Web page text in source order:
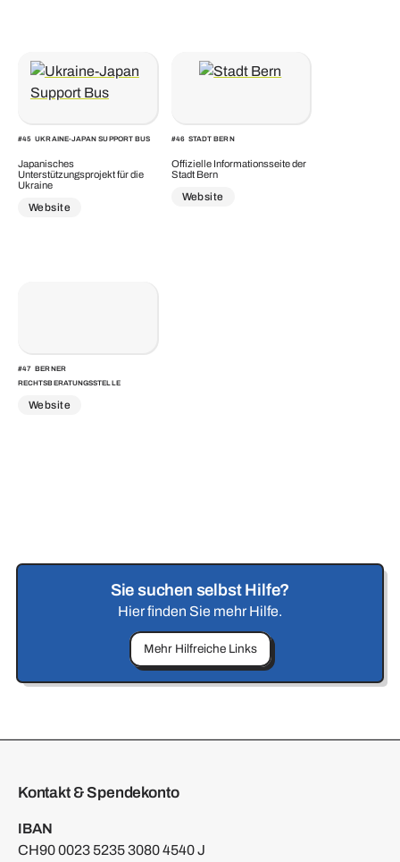
#45 UKRAINE-JAPAN SUPPORT BUS
Japanisches
Unterstützungsprojekt für die
Ukraine
Website
#46 STADT BERN
Offizielle Informationsseite der
Stadt Bern
Website
#47 BERNER
RECHTSBERATUNGSSTELLE
Website
Sie suchen selbst Hilfe?
Hier finden Sie mehr Hilfe.
Mehr Hilfreiche Links
Kontakt & Spendekonto
IBAN
CH90 0023 5235 3080 4540 J